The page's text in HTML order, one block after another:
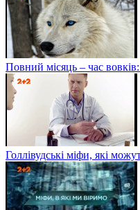
Повний місяць – час
Голлівудські міфи, які